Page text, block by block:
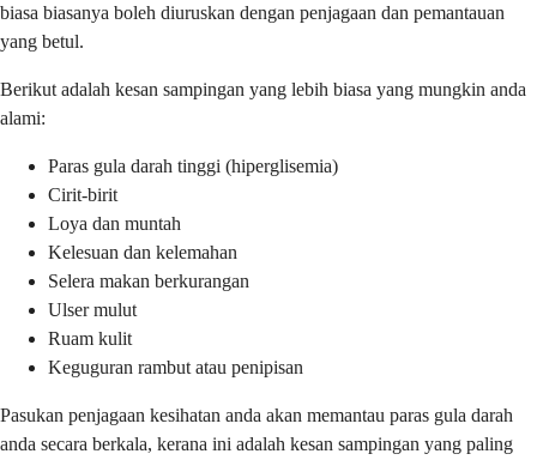
biasa biasanya boleh diuruskan dengan penjagaan dan pemantauan
yang betul.
Berikut adalah kesan sampingan yang lebih biasa yang mungkin anda
alami:
Paras gula darah tinggi (hiperglisemia)
Cirit-birit
Loya dan muntah
Kelesuan dan kelemahan
Selera makan berkurangan
Ulser mulut
Ruam kulit
Keguguran rambut atau penipisan
Pasukan penjagaan kesihatan anda akan memantau paras gula darah
anda secara berkala, kerana ini adalah kesan sampingan yang paling